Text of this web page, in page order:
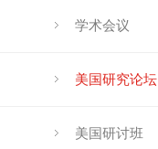
学术会议
美国研究论坛
美国研讨班